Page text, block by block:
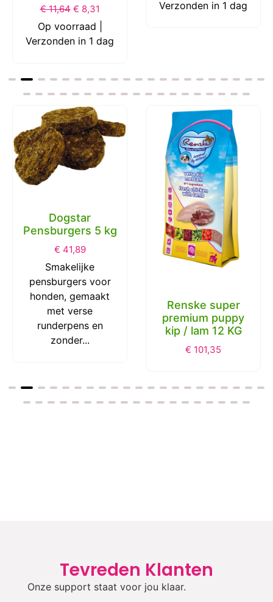
€11,64 € 8,31
Op voorraad |
Verzonden in 1 dag
Verzonden in 1 dag
Dogstar
Pensburgers 5 kg
€ 41,89
Smakelijke
pensburgers voor
honden, gemaakt
met verse
runderpens en
zonder...
Renske super
premium puppy
kip / lam 12 KG
€ 101,35
Tevreden Klanten
Onze support staat voor jou klaar.